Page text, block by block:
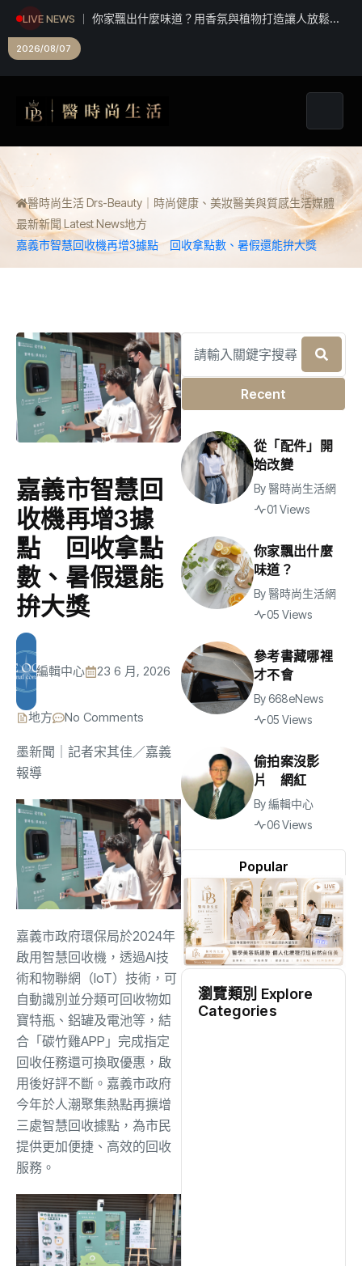
LIVE NEWS
你家飄出什麼味道？用香氛與植物打造讓人放鬆的
2026/08/07
醫時尚生活 Drs-Beauty｜時尚健康、美妝醫美與質感生活媒體
最新新聞 Latest News地方
嘉義市智慧回收機再增3據點 回收拿點數、暑假還能拚大獎
嘉義市智慧回
收機再增3據
點 回收拿點
數、暑假還能
拚大獎
編輯中心 23 6 月, 2026
地方 No Comments
墨新聞 ｜記者宋其佳／嘉義
報導
嘉義市政府環保局於2024年
啟用智慧回收機，透過AI技
術和物聯網（IoT）技術，可
自動識別並分類可回收物如
寶特瓶、鋁罐及電池等，結
合「碳竹雞APP」完成指定
回收任務還可換取優惠，啟
用後好評不斷。嘉義市政府
今年於人潮聚集熱點再擴增
三處智慧回收據點，為市民
提供更加便捷、高效的回收
服務。
Recent
Popular
從「配件」開
始改變
By醫時尚生活網
01 Views
你家飄出什麼
味道？
By醫時尚生活網
05 Views
參考書藏哪裡
才不會
By668eNews
05 Views
偷拍案沒影
片 網紅
By編輯中心
06 Views
瀏覽類別 Explore
Categories